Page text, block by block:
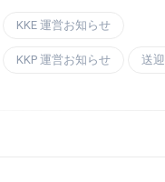
KKE 運営お知らせ
KKP 運営お知らせ 送迎